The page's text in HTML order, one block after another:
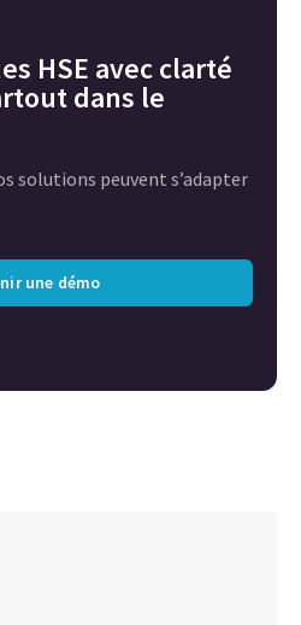
HSE avec clarté
dans le
solutions peuvent s’adapter
une démo